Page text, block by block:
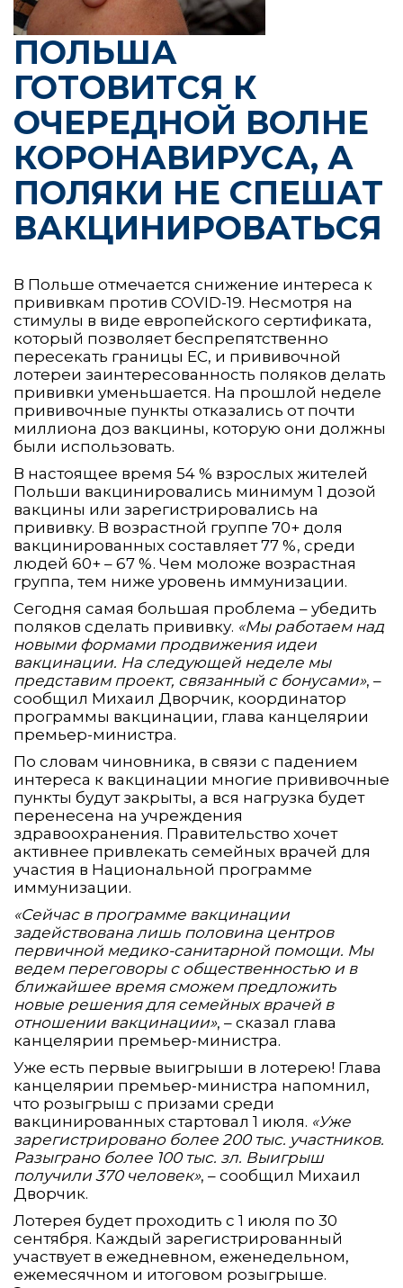
ПОЛЬША
ГОТОВИТСЯ К
ОЧЕРЕДНОЙ ВОЛНЕ
КОРОНАВИРУСА, А
ПОЛЯКИ НЕ СПЕШАТ
ВАКЦИНИРОВАТЬСЯ
В Польше отмечается снижение интереса к
прививкам против COVID-19. Несмотря на
стимулы в виде европейского сертификата,
который позволяет беспрепятственно
пересекать границы ЕС, и прививочной
лотереи заинтересованность поляков делать
прививки уменьшается. На прошлой неделе
прививочные пункты отказались от почти
миллиона доз вакцины, которую они должны
были использовать.
В настоящее время 54 % взрослых жителей
Польши вакцинировались минимум 1 дозой
вакцины или зарегистрировались на
прививку. В возрастной группе 70+ доля
вакцинированных составляет 77 %, среди
людей 60+ – 67 %. Чем моложе возрастная
группа, тем ниже уровень иммунизации.
Сегодня самая большая проблема – убедить
поляков сделать прививку. «Мы работаем над
новыми формами продвижения идеи
вакцинации. На следующей неделе мы
представим проект, связанный с бонусами», –
сообщил Михаил Дворчик, координатор
программы вакцинации, глава канцелярии
премьер-министра.
По словам чиновника, в связи с падением
интереса к вакцинации многие прививочные
пункты будут закрыты, а вся нагрузка будет
перенесена на учреждения
здравоохранения. Правительство хочет
активнее привлекать семейных врачей для
участия в Национальной программе
иммунизации.
«Сейчас в программе вакцинации
задействована лишь половина центров
первичной медико-санитарной помощи. Мы
ведем переговоры с общественностью и в
ближайшее время сможем предложить
новые решения для семейных врачей в
отношении вакцинации», – сказал глава
канцелярии премьер-министра.
Уже есть первые выигрыши в лотерею! Глава
канцелярии премьер-министра напомнил,
что розыгрыш с призами среди
вакцинированных стартовал 1 июля. «Уже
зарегистрировано более 200 тыс. участников.
Разыграно более 100 тыс. зл. Выигрыш
получили 370 человек», – сообщил Михаил
Дворчик.
Лотерея будет проходить с 1 июля по 30
сентября. Каждый зарегистрированный
участвует в ежедневном, еженедельном,
ежемесячном и итоговом розыгрыше.